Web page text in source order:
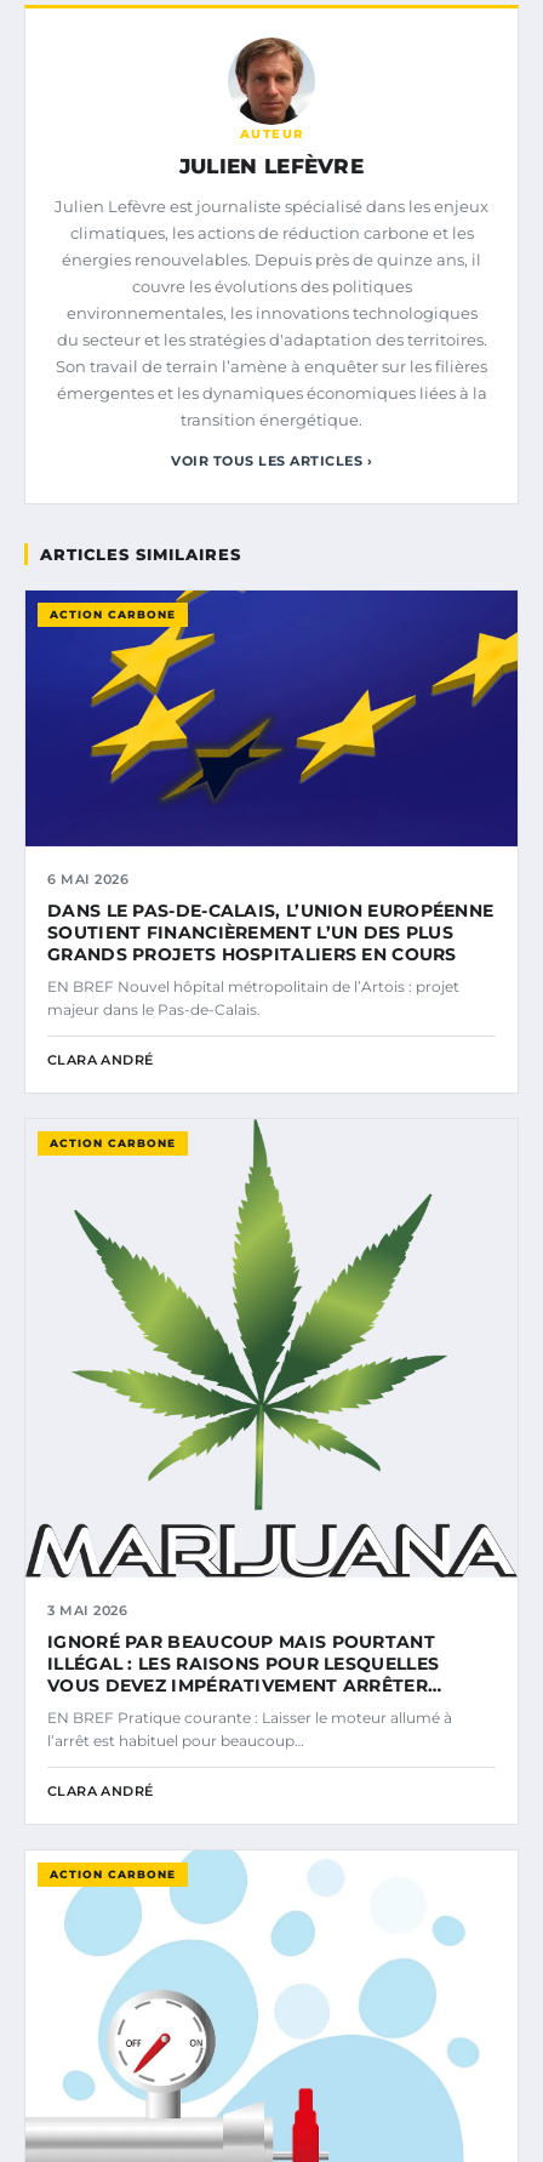
AUTEUR
JULIEN LEFÈVRE
Julien Lefèvre est journaliste spécialisé dans les enjeux
climatiques, les actions de réduction carbone et les
énergies renouvelables. Depuis près de quinze ans, il
couvre les évolutions des politiques
environnementales, les innovations technologiques
du secteur et les stratégies d'adaptation des territoires.
Son travail de terrain l’amène à enquêter sur les filières
émergentes et les dynamiques économiques liées à la
transition énergétique.
VOIR TOUS LES ARTICLES ›
ARTICLES SIMILAIRES
ACTION CARBONE
6 MAI 2026
DANS LE PAS-DE-CALAIS, L’UNION EUROPÉENNE
SOUTIENT FINANCIÈREMENT L’UN DES PLUS
GRANDS PROJETS HOSPITALIERS EN COURS
EN BREF Nouvel hôpital métropolitain de l’Artois : projet
majeur dans le Pas-de-Calais.
CLARA ANDRÉ
ACTION CARBONE
3 MAI 2026
IGNORÉ PAR BEAUCOUP MAIS POURTANT
ILLÉGAL : LES RAISONS POUR LESQUELLES
VOUS DEVEZ IMPÉRATIVEMENT ARRÊTER…
EN BREF Pratique courante : Laisser le moteur allumé à
l’arrêt est habituel pour beaucoup…
CLARA ANDRÉ
ACTION CARBONE